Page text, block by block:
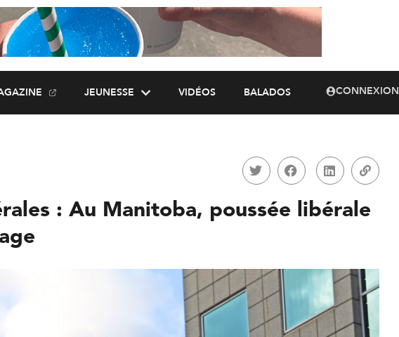
JEUNESSE VIDÉOS BALADOS CONNEXION
: Au Manitoba, poussée libérale